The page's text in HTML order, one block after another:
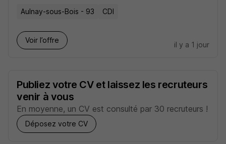
Aulnay-sous-Bois - 93 CDI
Voir l’offre
il y a 1 jour
Publiez votre CV et laissez les recruteurs
venir à vous
En moyenne, un CV est consulté par 30 recruteurs !
Déposez votre CV